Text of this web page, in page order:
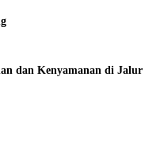
dan Kenyamanan di Jalur